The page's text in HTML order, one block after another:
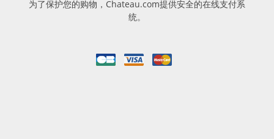
为了保护您的购物，Chateau.com提供安全的在线支付系
统。